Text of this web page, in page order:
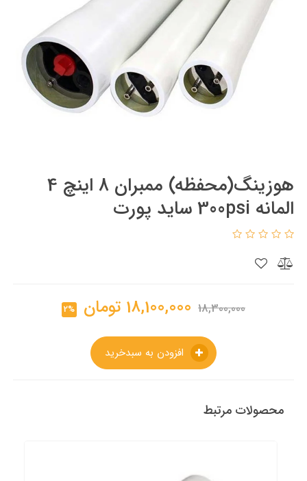
هوزینگ(محفظه) ممبران 8 اینچ 4
المانه 300psi ساید پورت
18,300,000
18,100,000 تومان 2%
محصولات مرتبط